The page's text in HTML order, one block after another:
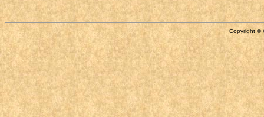
Copyright ©